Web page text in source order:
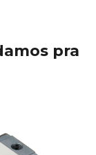
pra